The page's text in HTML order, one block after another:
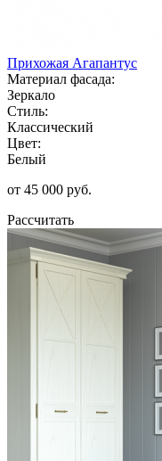
Прихожая Агапантус
Материал фасада:
Зеркало
Стиль:
Классический
Цвет:
Белый
от 45 000 руб.
Рассчитать